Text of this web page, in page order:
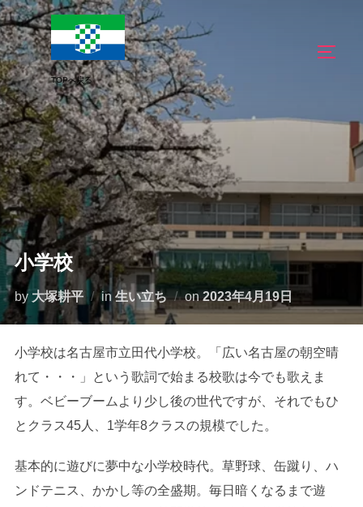
コ
ン
テ
ン
ツ
へ
ス
キ
ッ
プ
小学校
by 大塚耕平 in 生い立ち on 投
2023年4月19日
小学校は名古屋市立田代小学校。「広い名古屋の朝空晴
れて・・・」という歌詞で始まる校歌は今でも歌えま
す。ベビーブームより少し後の世代ですが、それでもひ
とクラス45人、1学年8クラスの規模でした。
基本的に遊びに夢中な小学校時代。草野球、缶蹴り、ハ
ンドテニス、かかし等の全盛期。毎日暗くなるまで遊